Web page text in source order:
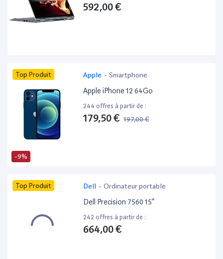
592,00 €
-9%
Top Produit Apple - Smartphone
Apple iPhone 12 64Go
244 offres à partir de :
179,50 € 197,00 €
Top Produit Dell - Ordinateur portable
Dell Precision 7560 15”
242 offres à partir de :
664,00 €